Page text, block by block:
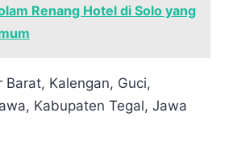
Renang Hotel di Solo yang
Kalengan, Guci,
Kabupaten Tegal, Jawa